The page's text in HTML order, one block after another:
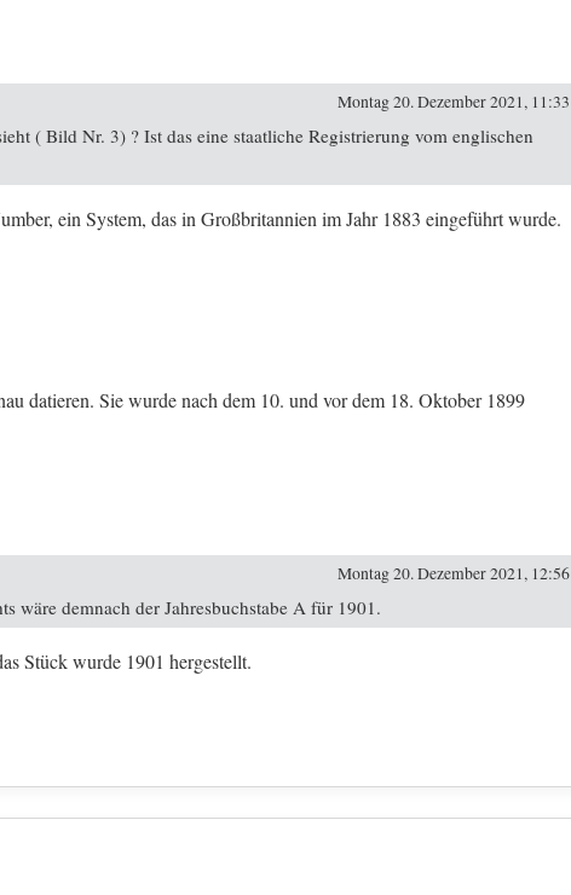
Montag 20. Dezember 2021, 11:33
( Bild Nr. 3) ? Ist das eine staatliche Registrierung vom englischen
ein System, das in Großbritannien im Jahr 1883 eingeführt wurde.
datieren. Sie wurde nach dem 10. und vor dem 18. Oktober 1899
Montag 20. Dezember 2021, 12:56
wäre demnach der Jahresbuchstabe A für 1901.
Stück wurde 1901 hergestellt.